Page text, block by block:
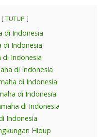
TUTUP
di Indonesia
di Indonesia
di Indonesia
di Indonesia
di Indonesia
di Indonesia
di Indonesia
Indonesia
Hidup